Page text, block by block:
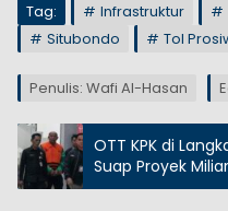
Tag: Infrastruktur
Situbondo
Tol
Penulis: Wafi Al-Hasan
OTT KPK di
Suap Proyek